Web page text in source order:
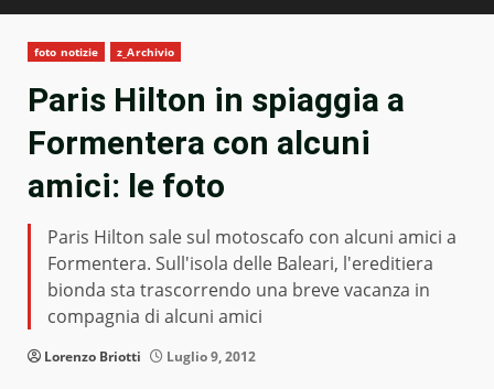
foto notizie z_Archivio
Paris Hilton in spiaggia a
Formentera con alcuni
amici: le foto
Paris Hilton sale sul motoscafo con alcuni amici a
Formentera. Sull'isola delle Baleari, l'ereditiera
bionda sta trascorrendo una breve vacanza in
compagnia di alcuni amici
Lorenzo Briotti Luglio 9, 2012